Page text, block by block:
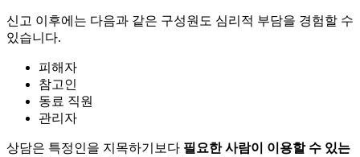
신고 이후에는 다음과 같은 구성원도 심리적 부담을 경험할 수
있습니다.
피해자
참고인
동료 직원
관리자
상담은 특정인을 지목하기보다 필요한 사람이 이용할 수 있는